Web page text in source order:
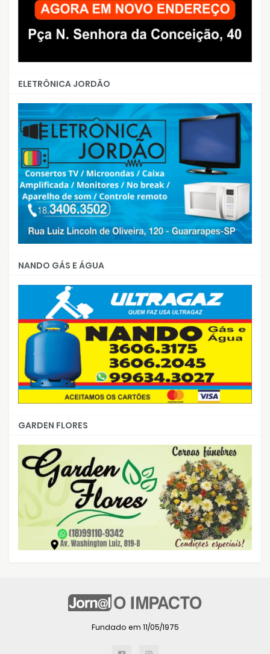
ELETRÔNICA JORDÃO
NANDO GÁS E ÁGUA
GARDEN FLORES
Fundado em 11/05/1975